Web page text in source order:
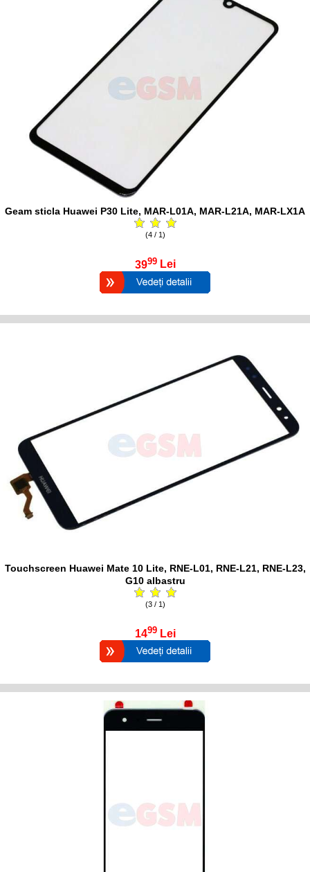
Geam sticla Huawei P30 Lite, MAR-L01A, MAR-L21A, MAR-LX1A
(4 / 1)
3999 Lei
Touchscreen Huawei Mate 10 Lite, RNE-L01, RNE-L21, RNE-L23,
G10 albastru
(3 / 1)
1499 Lei